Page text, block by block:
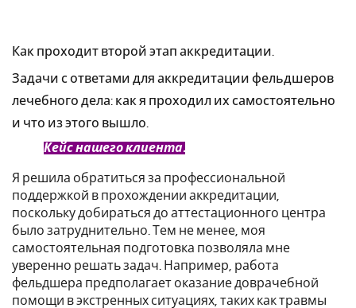
Как проходит второй этап аккредитации.
Задачи с ответами для аккредитации фельдшеров
лечебного дела: как я проходил их самостоятельно
и что из этого вышло.
Кейс нашего клиента.
Я решила обратиться за профессиональной
поддержкой в прохождении аккредитации,
поскольку добираться до аттестационного центра
было затруднительно. Тем не менее, моя
самостоятельная подготовка позволяла мне
уверенно решать задач. Например, работа
фельдшера предполагает оказание доврачебной
помощи в экстренных ситуациях, таких как травмы